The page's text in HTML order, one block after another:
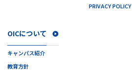
PRIVACY POLICY
OICについて
キャンパス紹介
教育方針